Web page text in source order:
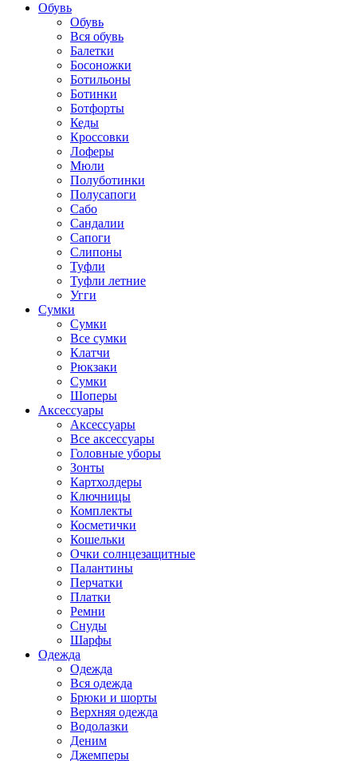
Обувь
Обувь
Вся обувь
Балетки
Босоножки
Ботильоны
Ботинки
Ботфорты
Кеды
Кроссовки
Лоферы
Мюли
Полуботинки
Полусапоги
Сабо
Сандалии
Сапоги
Слипоны
Туфли
Туфли летние
Угги
Сумки
Сумки
Все сумки
Клатчи
Рюкзаки
Сумки
Шоперы
Аксессуары
Аксессуары
Все аксессуары
Головные уборы
Зонты
Картхолдеры
Ключницы
Комплекты
Косметички
Кошельки
Очки солнцезащитные
Палантины
Перчатки
Платки
Ремни
Снуды
Шарфы
Одежда
Одежда
Вся одежда
Брюки и шорты
Верхняя одежда
Водолазки
Деним
Джемперы